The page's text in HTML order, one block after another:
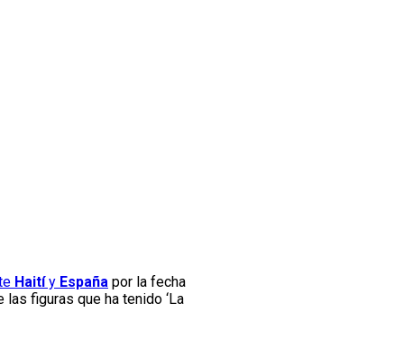
Haitíy España por la fecha
las figuras que ha tenido ‘La